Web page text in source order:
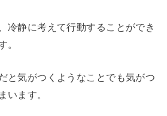
冷静に考えて行動することができ
。
と気がつくようなことでも気がつ
います。